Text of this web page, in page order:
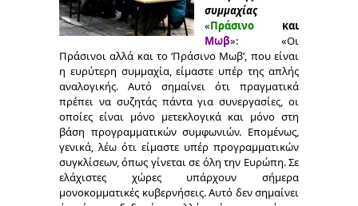
συμμαχίας
«Πράσινο και
Μωβ»: «Οι
Πράσινοι αλλά και το ‘Πράσινο Μωβ’, που είναι
η ευρύτερη συμμαχία, είμαστε υπέρ της απλής
αναλογικής. Αυτό σημαίνει ότι πραγματικά
πρέπει να συζητάς πάντα για συνεργασίες, οι
οποίες είναι μόνο μετεκλογικά και μόνο στη
βάση προγραμματικών συμφωνιών. Επομένως,
γενικά, λέω ότι είμαστε υπέρ προγραμματικών
συγκλίσεων, όπως γίνεται σε όλη την Ευρώπη. Σε
ελάχιστες χώρες υπάρχουν σήμερα
μονοκομματικές κυβερνήσεις. Αυτό δεν σημαίνει